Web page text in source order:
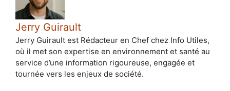
Jerry Guirault
Jerry Guirault est Rédacteur en Chef chez Info Utiles,
où il met son expertise en environnement et santé au
service d’une information rigoureuse, engagée et
tournée vers les enjeux de société.